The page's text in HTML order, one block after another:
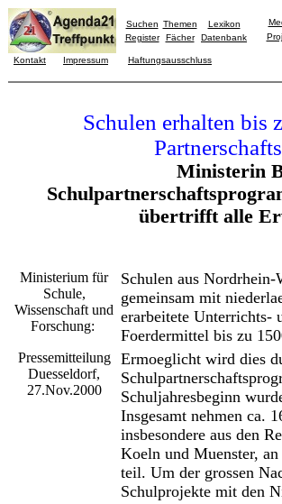
Suchen Themen
Lexikon
Register
Fächer Datenbank
Kontakt Impressum Haftungsausschluss
Schulen erhalten bis
Ministerin
übertrifft alle
Ministerium für
Schule,
Wissenschaft und
Forschung:
Schulen aus
gemeinsam mit
erarbeitete Unterrichts-
Foerdermittel bis zu
Pressemitteilung
Duesseldorf,
27.Nov.2000
Ermoeglicht wird dies
Schuljahresbeginn
Insgesamt nehmen ca.
insbesondere aus den
Koeln und Muenster,
teil. Um der grossen
Schulprojekte mit den